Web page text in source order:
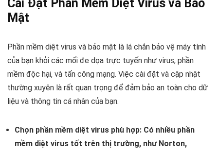
Cài Đặt Phần Mềm Diệt Virus và Bảo
Mật
Phần mềm diệt virus và bảo mật là lá chắn bảo vệ máy tính
của bạn khỏi các mối đe dọa trực tuyến như virus, phần
mềm độc hại, và tấn công mạng. Việc cài đặt và cập nhật
thường xuyên là rất quan trọng để đảm bảo an toàn cho dữ
liệu và thông tin cá nhân của bạn.
Chọn phần mềm diệt virus phù hợp: Có nhiều phần
mềm diệt virus tốt trên thị trường, như Norton,